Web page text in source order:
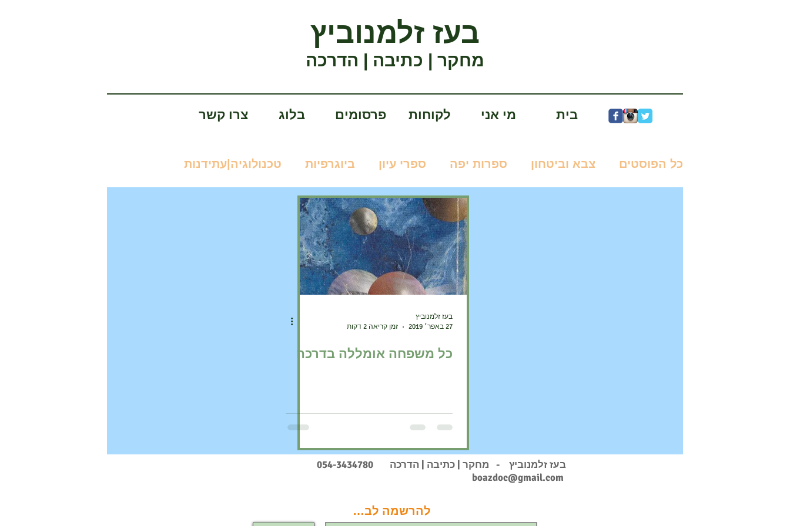
בעז זלמנוביץ
מחקר | כתיבה | הדרכה
בית מי אני לקוחות פרסומים בלוג צרו קשר
כל הפוסטים צבא וביטחון ספרות יפה ספרי עיון ביוגרפיות טכנולוגיה|עתידנות
בעז זלמנוביץ
27 באפר׳ 2019
זמן קריאה 2 דקות
כל משפחה אומללה בדרכה
בעז זלמנוביץ - מחקר | כתיבה | הדרכה
boazdoc@gmail.com